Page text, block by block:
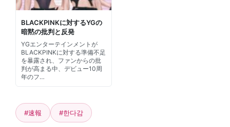
BLACKPINKに対するYGの
暗黙の批判と反発
YGエンターテインメントが
BLACKPINKに対する準備不足
を暴露され、ファンからの批
判が高まる中、デビュー10周
年のフ…
#速報 #한다감